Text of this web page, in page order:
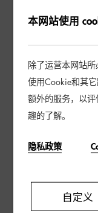
本网站使用
除了运营本网站
使用Cookie和其
额外的服务，以
趣的了解。
隐私政策
自定义